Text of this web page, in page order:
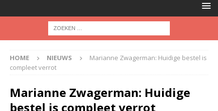
HOME NIEUWS
Marianne Zwagerman: Huidige bestel is
compleet verrot
Marianne Zwagerman: Huidige
bestel is compleet verrot